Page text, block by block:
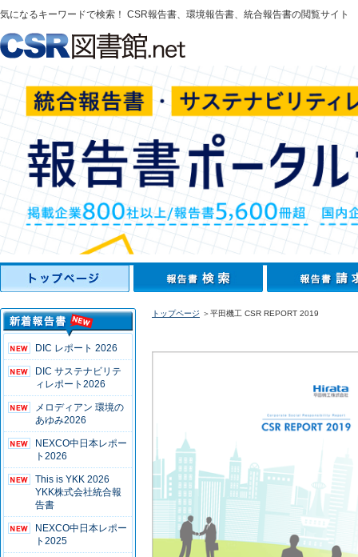
気になるキーワードで検索！ CSR報告書、環境報告書、統合報告書の閲覧サイト
DIC レポート 2026
DIC サステナビリテ
ィレポート2026
メロディアン 環境の
あゆみ2026
NEXCO中日本レポー
ト2026
This is YKK 2026
YKK株式会社統合報
告書
NEXCO中日本レポー
ト2025
トップページ ＞平田機工 CSR REPORT 2019